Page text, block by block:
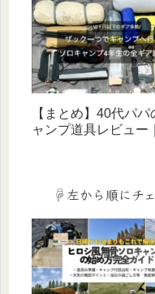
【まとめ】40代パパ
ャンプ道具レビュー
☟左から順にチ